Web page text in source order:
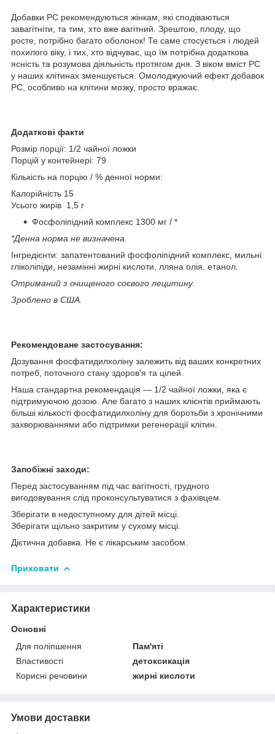
Добавки PC рекомендуються жінкам, які сподіваються
завагітніти, та тим, хто вже вагітний. Зрештою, плоду, що
росте, потрібно багато оболонок! Те саме стосується і людей
похилого віку, і тих, хто відчуває, що їм потрібна додаткова
ясність та розумова діяльність протягом дня. З віком вміст PC
у наших клітинах зменшується. Омолоджуючий ефект добавок
PC, особливо на клітини мозку, просто вражає.
Додаткові факти
Розмір порції: 1/2 чайної ложки
Порцій у контейнері: 79
Кількість на порцію / % денної норми:
Калорійність 15
Усього жирів 1,5 г
Фосфоліпідний комплекс 1300 мг / *
*Денна норма не визначена.
Інгредієнти: запатентований фосфоліпідний комплекс, мильні
гліколіпіди, незамінні жирні кислоти, лляна олія, етанол.
Отриманий з очищеного соєвого лецитину.
Зроблено в США.
Рекомендоване застосування:
Дозування фосфатидилхоліну залежить від ваших конкретних
потреб, поточного стану здоров'я та цілей.
Наша стандартна рекомендація — 1/2 чайної ложки, яка є
підтримуючою дозою. Але багато з наших клієнтів приймають
більші кількості фосфатидилхоліну для боротьби з хронічними
захворюваннями або підтримки регенерації клітин.
Запобіжні заходи:
Перед застосуванням під час вагітності, грудного
вигодовування слід проконсультуватися з фахівцем.
Зберігати в недоступному для дітей місці.
Зберігати щільно закритим у сухому місці.
Дієтична добавка. Не є лікарським засобом.
Приховати
Характеристики
Основні
Для поліпшення
Пам'яті
Властивості
детоксикація
Корисні речовини
жирні кислоти
Умови доставки